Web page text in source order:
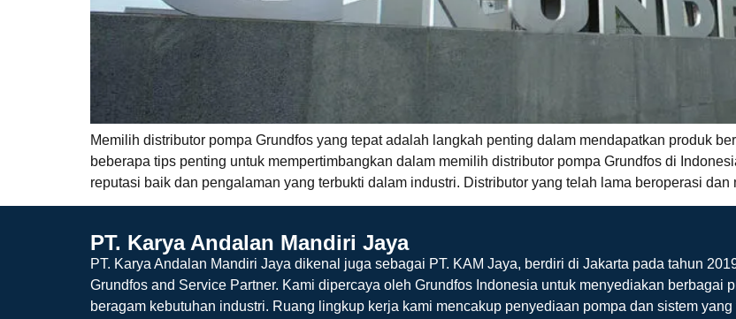
Memilih distributor pompa Grundfos yang tepat adalah langkah penting dalam mendapatkan produk
beberapa tips penting untuk mempertimbangkan dalam memilih distributor pompa Grundfos di
reputasi baik dan pengalaman yang terbukti dalam industri. Distributor yang telah lama beroperasi
PT. Karya Andalan Mandiri Jaya
PT. Karya Andalan Mandiri Jaya dikenal juga sebagai PT. KAM Jaya, berdiri di Jakarta pada tahun
Grundfos and Service Partner. Kami dipercaya oleh Grundfos Indonesia untuk menyediakan berbagai
beragam kebutuhan industri. Ruang lingkup kerja kami mencakup penyediaan pompa dan sistem